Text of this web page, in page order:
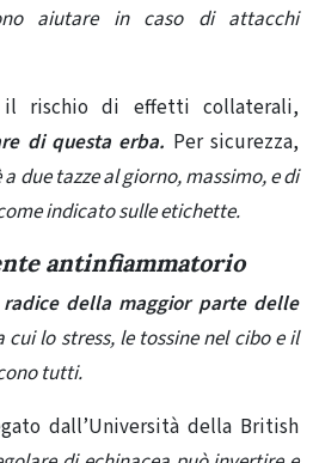
aiutare in caso di attacchi
rischio di effetti collaterali,
di questa erba. Per sicurezza,
due tazze al giorno, massimo, e di
indicato sulle etichette.
antinfiammatorio
radice della maggior parte delle
lo stress, le tossine nel cibo e il
tutti.
dall’Università della British